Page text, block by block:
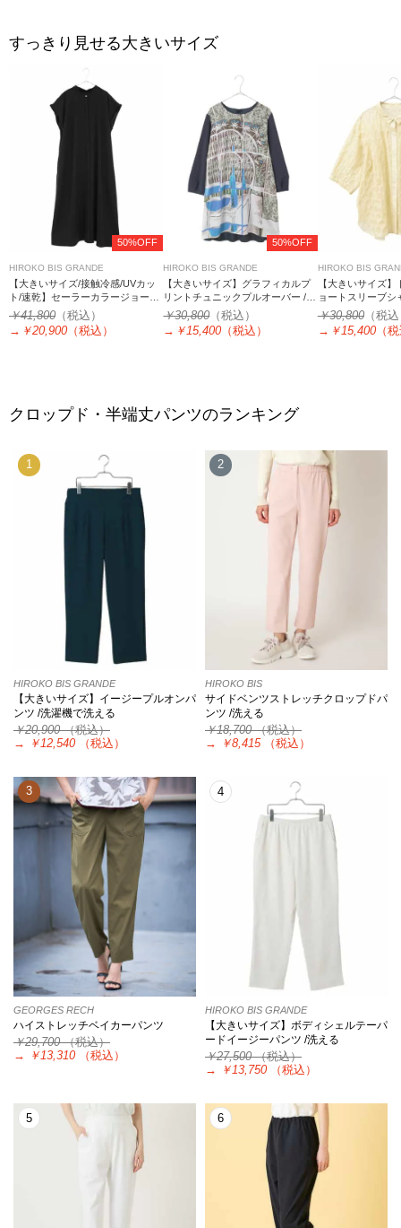
すっきり見せる大きいサイズ
50%OFF
HIROKO BIS GRANDE
【大きいサイズ/接触冷感/UVカッ
ト/速乾】セーラーカラージョーゼ
ットワンピース
￥41,800 （税込）
→ ￥20,900 （税込）
50%OFF
HIROKO BIS GRANDE
【大きいサイズ】グラフィカルプ
リントチュニックプルオーバー /洗
える
￥30,800（税込）
→ ￥15,400 （税込）
HIROKO BIS
【大きいサイズ
ョートスリーブシ
￥30,800（税
→ ￥15,400（
クロップド・半端丈パンツのランキング
1
HIROKO BIS GRANDE
【大きいサイズ】イージープルオンパ
ンツ /洗濯機で洗える
￥20,900（税込）
→
￥12,540 （税込）
2
HIROKO BIS
サイドベンツストレッチクロップドパ
ンツ /洗える
￥18,700（税込）
→
￥8,415 （税込）
3
GEORGES RECH
ハイストレッチベイカーパンツ
￥29,700（税込）
→
￥13,310 （税込）
4
HIROKO BIS GRANDE
【大きいサイズ】ボディシェルテーパ
ードイージーパンツ /洗える
￥27,500（税込）
→
￥13,750 （税込）
5 6